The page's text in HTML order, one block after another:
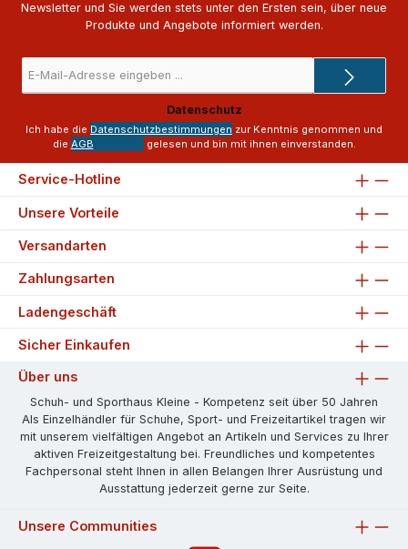
Newsletter und Sie werden stets unter den Ersten sein, über neue
Produkte und Angebote informiert werden.
Mail-
Adresse
*
Datenschutz
Ich habe die Datenschutzbestimmungen zur Kenntnis genommen und
die AGB gelesen und bin mit ihnen einverstanden.
Service-Hotline
Unsere Vorteile
Versandarten
Zahlungsarten
Ladengeschäft
Sicher Einkaufen
Über uns
Schuh- und Sporthaus Kleine - Kompetenz seit über 50 Jahren
Als Einzelhändler für Schuhe, Sport- und Freizeitartikel tragen wir
mit unserem vielfältigen Angebot an Artikeln und Services zu Ihrer
aktiven Freizeitgestaltung bei. Freundliches und kompetentes
Fachpersonal steht Ihnen in allen Belangen Ihrer Ausrüstung und
Ausstattung jederzeit gerne zur Seite.
Unsere Communities